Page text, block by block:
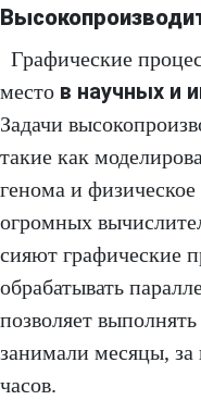
Графические
место в научных и
Задачи
такие как
генома и
огромных
сияют графические
обрабатывать
позволяет
занимали месяцы,
часов.